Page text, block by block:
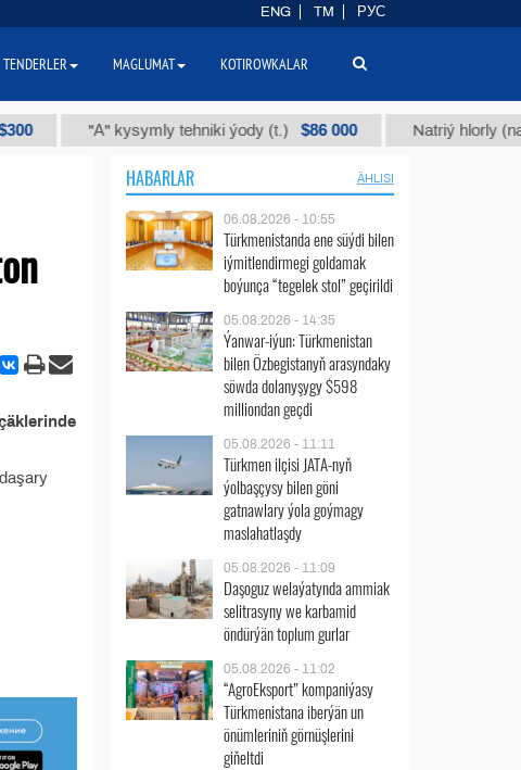
"А" kysymly tehniki ýody (t.) $86 000 Natriý hlorly (nahar
HABARLAR ÄHLISI
06.08.2026 - 10:55
Türkmenistanda ene süýdi bilen
iýmitlendirmegi goldamak
boýunça “tegelek stol” geçirildi
05.08.2026 - 14:35
Ýanwar-iýun: Türkmenistan
bilen Özbegistanyň arasyndaky
söwda dolanyşygy $598
milliondan geçdi
05.08.2026 - 11:11
Türkmen ilçisi JATA-nyň
ýolbaşçysy bilen göni
gatnawlary ýola goýmagy
maslahatlaşdy
05.08.2026 - 11:09
Daşoguz welaýatynda ammiak
selitrasyny we karbamid
öndürýän toplum gurlar
05.08.2026 - 11:02
“AgroEksport” kompaniýasy
Türkmenistana iberýän un
önümleriniň görnüşlerini
giňeltdi
ENG TM РУС
TENDERLER MAGLUMAT KOTIROWKALAR